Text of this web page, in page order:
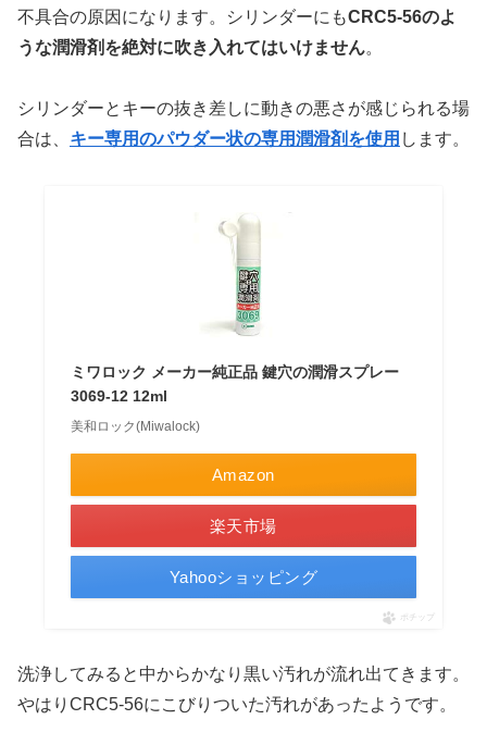
不具合の原因になります。シリンダーにもCRC5-56のよ
うな潤滑剤を絶対に吹き入れてはいけません。
シリンダーとキーの抜き差しに動きの悪さが感じられる場
合は、 キー専用のパウダー状の専用潤滑剤を使用 します。
ミワロック メーカー純正品 鍵穴の潤滑スプレー
3069-12 12ml
美和ロック(Miwalock)
Amazon
楽天市場
Yahooショッピング
ポチップ
洗浄してみると中からかなり黒い汚れが流れ出てきます。
やはりCRC5-56にこびりついた汚れがあったようです。